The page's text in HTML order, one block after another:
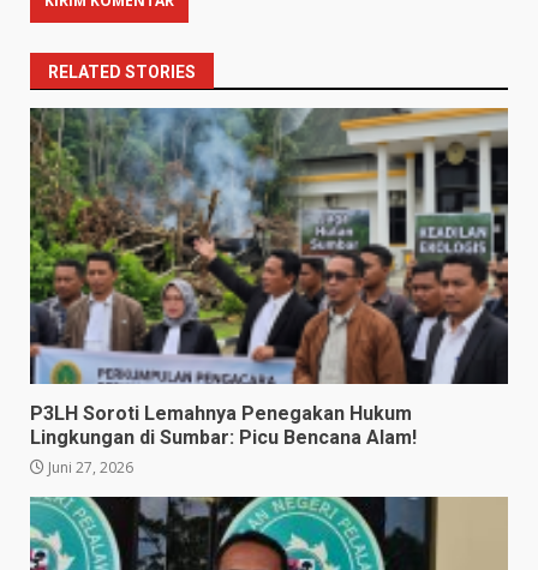
RELATED STORIES
P3LH Soroti Lemahnya Penegakan Hukum
Lingkungan di Sumbar: Picu Bencana Alam!
Juni 27, 2026